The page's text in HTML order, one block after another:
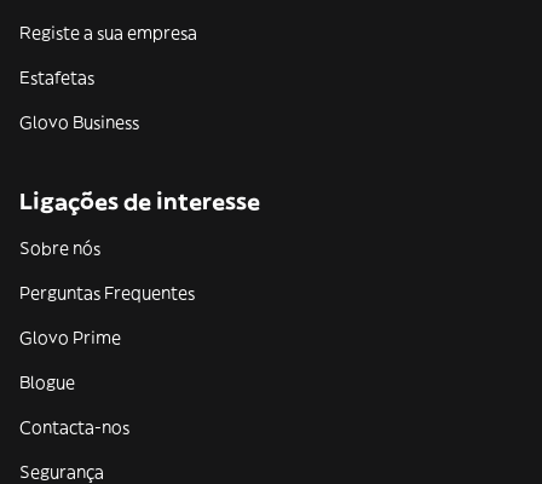
Registe a sua empresa
Estafetas
Glovo Business
Ligações de interesse
Sobre nós
Perguntas Frequentes
Glovo Prime
Blogue
Contacta-nos
Segurança